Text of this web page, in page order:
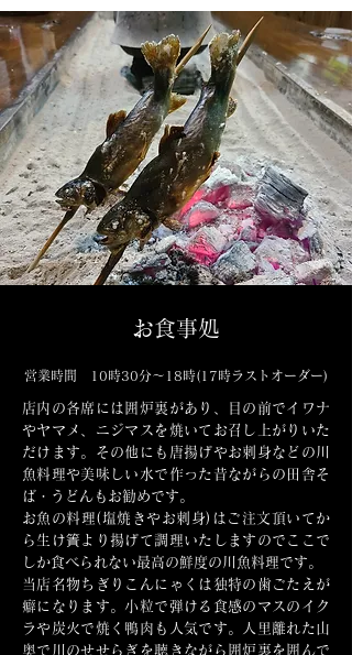
お食事処
営業時間 10時30分～18時(17時ラストオーダー)
店内の各席には囲炉裏があり、目の前でイワナ
やヤマメ、ニジマスを焼いてお召し上がりいた
だけます。その他にも唐揚げやお刺身などの川
魚料理や美味しい水で作った昔ながらの田舎そ
ば・うどんもお勧めです。
お魚の料理(塩焼きやお刺身)はご注文頂いてか
ら生け簀より揚げて調理いたしますのでここで
しか食べられない最高の鮮度の川魚料理です。
当店名物ちぎりこんにゃくは独特の歯ごたえが
癖になります。小粒で弾ける食感のマスのイク
ラや炭火で焼く鴨肉も人気です。人里離れた山
奥で川のせせらぎを聴きながら囲炉裏を囲んで